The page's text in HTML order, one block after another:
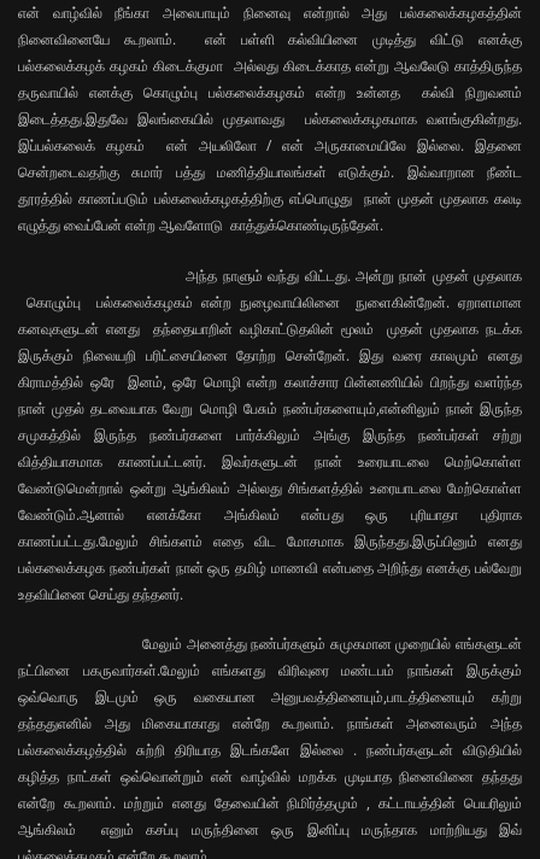
என் வாழ்வில் நீங்கா அலைபாயும் நினைவு என்றால் அது பல்கலைக்கழகத்தின்
நினைவினையே கூறலாம். என் பள்ளி கல்வியினை முடித்து விட்டு எனக்கு
பல்கலைக்கழக் கழகம் கிடைக்குமா அல்லது கிடைக்காத என்று ஆவலேடு காத்திருந்த
தருவாயில் எனக்கு கொழும்பு பல்கலைக்கழகம் என்ற உன்னத கல்வி நிறுவனம்
இடைத்தது.இதுவே இலங்கையில் முதலாவது பல்கலைக்கழகமாக வளங்குகின்றது.
இப்பல்கலைக் கழகம் என் அயலிலோ / என் அருகாமையிலே இல்லை. இதனை
சென்றடைவதற்கு சுமார் பத்து மணித்தியாலங்கள் எடுக்கும். இவ்வாறான நீண்ட
தூரத்தில் காணப்படும் பல்கலைக்கழகத்திற்கு எப்பொழுது நான் முதன் முதலாக கலடி
எழுத்து வைப்பேன் என்ற ஆவளோடு காத்துக்கொண்டிருந்தேன்.
அந்த நாளும் வந்து விட்டது. அன்று நான் முதன் முதலாக
கொழும்பு பல்கலைக்கழகம் என்ற நுழைவாயிலினை நுளைகின்றேன். ஏறாளமான
கனவுகளுடன் எனது தந்தையாறின் வழிகாட்டுதலின் மூலம் முதன் முதலாக நடக்க
இருக்கும் நிலையறி பரிட்சையினை தோற்ற சென்றேன். இது வரை காலமும் எனது
கிராமத்தில் ஒரே இனம், ஒரே மொழி என்ற கலாச்சார பின்னணியில் பிறந்து வளர்ந்த
நான் முதல் தடவையாக வேறு மொழி பேசும் நண்பர்களையும்,என்னிலும் நான் இருந்த
சமுகத்தில் இருந்த நண்பர்களை பார்க்கிலும் அங்கு இருந்த நண்பர்கள் சற்று
வித்தியாசமாக காணப்பட்டனர். இவர்களுடன் நான் உரையாடலை மெற்கொள்ள
வேண்டுமென்றால் ஒன்று ஆங்கிலம் அல்லது சிங்களத்தில் உரையாடலை மேற்கொள்ள
வேண்டும்.ஆனால் எனக்கோ அங்கிலம் என்பது ஒரு புரியாதா புதிராக
காணப்பட்டது.மேலும் சிங்களம் எதை விட மோசமாக இருந்தது.இருப்பினும் எனது
பல்கலைக்கழக நண்பர்கள் நான் ஒரு தமிழ் மாணவி என்பதை அறிந்து எனக்கு பல்வேறு
உதவியினை செய்து தந்தனர்.
மேலும் அனைத்து நண்பர்களும் சுமுகமான முறையில் எங்களுடன்
நட்பினை பகருவார்கள்.மேலும் எங்களது விரிவுரை மண்டபம் நாங்கள் இருக்கும்
ஒவ்வொரு இடமும் ஒரு வகையான அனுபவத்தினையும்,பாடத்தினையும் கற்று
தந்ததுஎனில் அது மிகையாகாது என்றே கூறலாம். நாங்கள் அனைவரும் அந்த
பல்கலைக்கழத்தில் சுற்றி திரியாத இடங்களே இல்லை . நண்பர்களுடன் விடுதியில்
கழித்த நாட்கள் ஒவ்வொன்றும் என் வாழ்வில் மறக்க முடியாத நினைவினை தந்தது
என்றே கூறலாம். மற்றும் எனது தேவையின் நிமிர்த்தமும் , கட்டாயத்தின் பெயரிலும்
ஆங்கிலம் எனும் கசப்பு மருந்தினை ஒரு இனிப்பு மருந்தாக மாற்றியது இவ்